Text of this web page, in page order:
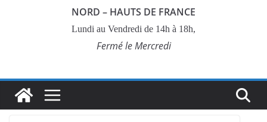
NORD – HAUTS DE FRANCE
Lundi au Vendredi de 14h à 18h,
Fermé le Mercredi